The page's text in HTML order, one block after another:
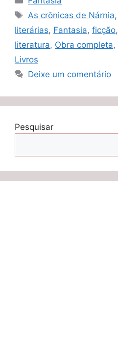
Tags
As crônicas de Nárnia,
literárias, Fantasia, ficção,
literatura, Obra completa,
Livros
Deixe um comentário
Pesquisar